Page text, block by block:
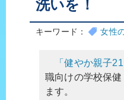
洗いを！
キーワード： 女性
「健やか親子
職向けの学校保
ます。